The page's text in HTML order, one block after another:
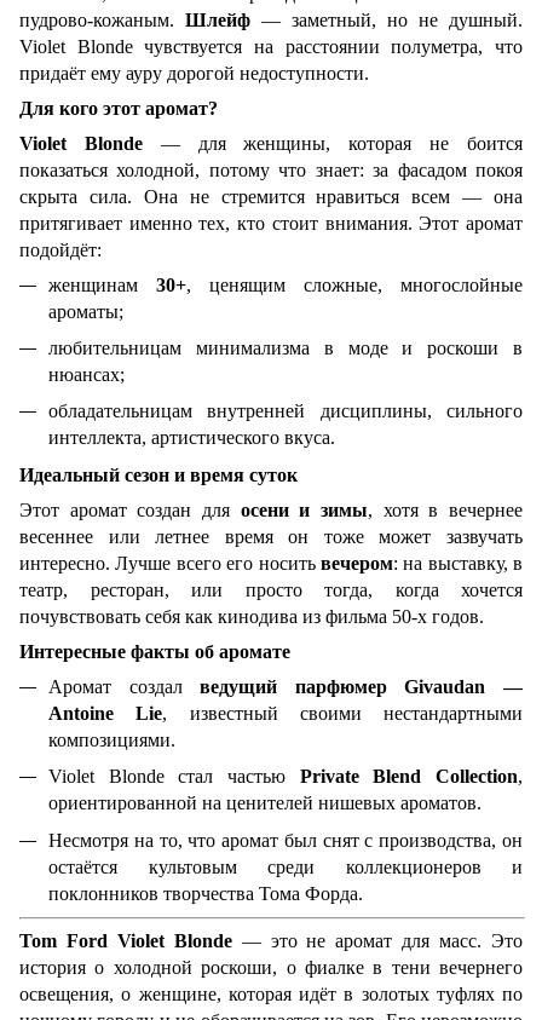
пудрово-кожаным. Шлейф — заметный, но не душный.
Violet Blonde чувствуется на расстоянии полуметра, что
придаёт ему ауру дорогой недоступности.
Для кого этот аромат?
Violet Blonde— для женщины, которая не боится
показаться холодной, потому что знает: за фасадом покоя
скрыта сила. Она не стремится нравиться всем — она
притягивает именно тех, кто стоит внимания. Этот аромат
подойдёт:
женщинам 30+, ценящим сложные, многослойные
ароматы;
любительницам минимализма в моде и роскоши в
нюансах;
обладательницам внутренней дисциплины, сильного
интеллекта, артистического вкуса.
Идеальный сезон и время суток
Этот аромат создан для осени и зимы, хотя в вечернее
весеннее или летнее время он тоже может зазвучать
интересно. Лучше всего его носить вечером: на выставку, в
театр, ресторан, или просто тогда, когда хочется
почувствовать себя как кинодива из фильма 50-х годов.
Интересные факты об аромате
Аромат создалведущий парфюмер Givaudan —
Antoine Lie, известный своими нестандартными
композициями.
Violet Blonde стал частью Private Blend Collection,
ориентированной на ценителей нишевых ароматов.
Несмотря на то, что аромат был снят с производства, он
остаётся культовым среди коллекционеров и
поклонников творчества Тома Форда.
Tom Ford Violet Blonde— это не аромат для масс. Это
история о холодной роскоши, о фиалке в тени вечернего
освещения, о женщине, которая идёт в золотых туфлях по